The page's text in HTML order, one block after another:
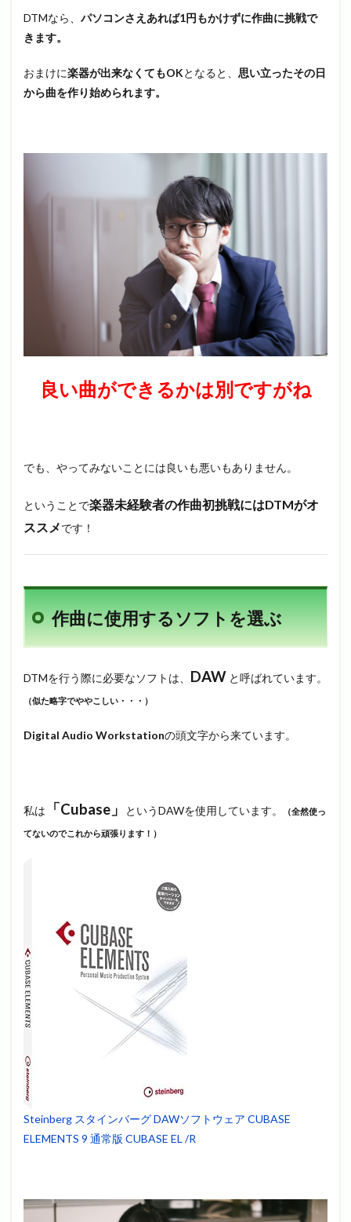
DTMなら、 パソコンさえあれば1円もかけずに作曲に挑戦で
きます。
おまけに楽器が出来なくてもOKとなると、 思い立ったその日
から曲を作り始められます。
良い曲ができるかは別ですがね
でも、やってみないことには良いも悪いもありません。
ということで楽器未経験者の作曲初挑戦にはDTMがオ
ススメです！
作曲に使用するソフトを選ぶ
DTMを行う際に必要なソフトは、 DAW と呼ばれています。
（似た略字でややこしい・・・）
Digital Audio Workstationの頭文字から来ています。
私は 「Cubase」 というDAWを使用しています。 （全然使っ
てないのでこれから頑張ります！）
Steinberg スタインバーグ DAWソフトウェア CUBASE
ELEMENTS 9 通常版 CUBASE EL /R